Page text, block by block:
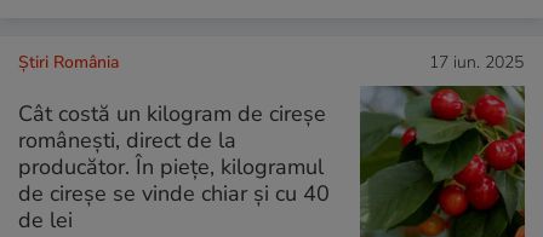
Știri România 17 iun. 2025
Cât costă un kilogram de cireșe
românești, direct de la
producător. În piețe, kilogramul
de cireșe se vinde chiar și cu 40
de lei